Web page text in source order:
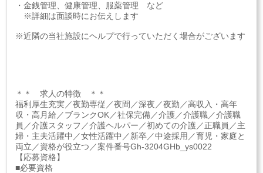
・金銭管理、健康管理、服薬管理 など
※詳細は面談時にお伝えします
※近隣の当社施設にヘルプで行っていただく場合がございます
＊＊ 求人の特徴 ＊＊
福利厚生充実／夜勤専従／夜間／深夜／夜勤／高収入・高年
収・高月給／ブランクOK／社保完備／介護／介護職／介護職
員／介護スタッフ／介護ヘルパー／初めての介護／正職員／主
婦・主夫活躍中／女性活躍中／新卒／中途採用／育児・家庭と
両立／資格が役立つ／案件番号Gh-3204GHb_ys0022
【応募資格】
■必要資格